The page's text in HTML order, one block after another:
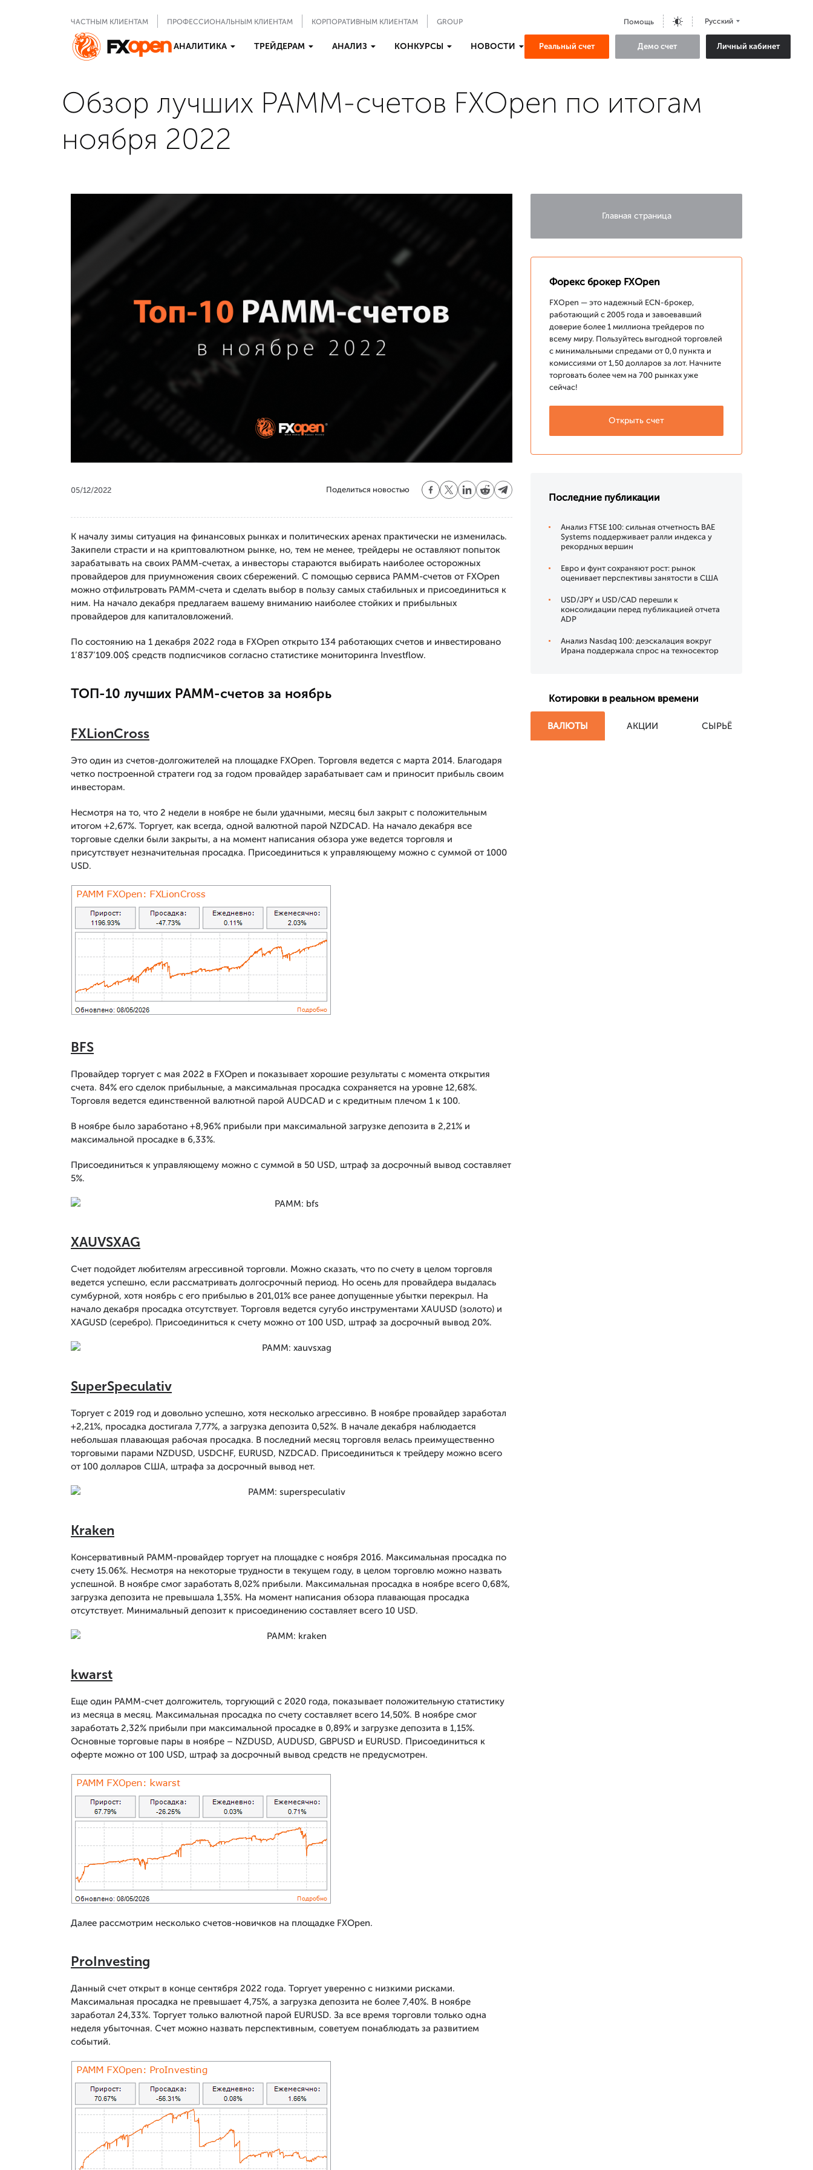
ЧАСТНЫМ КЛИЕНТАМ ПРОФЕССИОНАЛЬНЫМ КЛИЕНТАМ КОРПОРАТИВНЫМ КЛИЕНТАМ GROUP Помощь Русский
АНАЛИТИКА ТРЕЙДЕРАМ АНАЛИЗ КОНКУРСЫ НОВОСТИ Реальный счет Демо счет Личный кабинет
Обзор лучших PAMM-счетов FXOpen по итогам
ноября 2022
05/12/2022 Поделиться новостью
К началу зимы ситуация на финансовых рынках и политических аренах практически не изменилась.
Закипели страсти и на криптовалютном рынке, но, тем не менее, трейдеры не оставляют попыток
зарабатывать на своих PAMM-счетах, а инвесторы стараются выбирать наиболее осторожных
провайдеров для приумножения своих сбережений. С помощью сервиса PAMM-счетов от FXOpen
можно отфильтровать PAMM-счета и сделать выбор в пользу самых стабильных и присоединиться к
ним. На начало декабря предлагаем вашему вниманию наиболее стойких и прибыльных
провайдеров для капиталовложений.
По состоянию на 1 декабря 2022 года в FXOpen открыто 134 работающих счетов и инвестировано
1’837’109.00$ средств подписчиков согласно статистике мониторинга Investflow.
ТОП-10 лучших PAMM-счетов за ноябрь
FXLionCross
Это один из счетов-долгожителей на площадке FXOpen. Торговля ведется с марта 2014. Благодаря
четко построенной стратеги год за годом провайдер зарабатывает сам и приносит прибыль своим
инвесторам.
Несмотря на то, что 2 недели в ноябре не были удачными, месяц был закрыт с положительным
итогом +2,67%. Торгует, как всегда, одной валютной парой NZDCAD. На начало декабря все
торговые сделки были закрыты, а на момент написания обзора уже ведется торговля и
присутствует незначительная просадка. Присоединиться к управляющему можно с суммой от 1000
USD.
BFS
Провайдер торгует с мая 2022 в FXOpen и показывает хорошие результаты с момента открытия
счета. 84% его сделок прибыльные, а максимальная просадка сохраняется на уровне 12,68%.
Торговля ведется единственной валютной парой AUDCAD и с кредитным плечом 1 к 100.
В ноябре было заработано +8,96% прибыли при максимальной загрузке депозита в 2,21% и
максимальной просадке в 6,33%.
Присоединиться к управляющему можно с суммой в 50 USD, штраф за досрочный вывод составляет
5%.
XAUVSXAG
Счет подойдет любителям агрессивной торговли. Можно сказать, что по счету в целом торговля
ведется успешно, если рассматривать долгосрочный период. Но осень для провайдера выдалась
сумбурной, хотя ноябрь с его прибылью в 201,01% все ранее допущенные убытки перекрыл. На
начало декабря просадка отсутствует. Торговля ведется сугубо инструментами XAUUSD (золото) и
XAGUSD (серебро). Присоединиться к счету можно от 100 USD, штраф за досрочный вывод 20%.
SuperSpeculativ
Торгует с 2019 год и довольно успешно, хотя несколько агрессивно. В ноябре провайдер заработал
+2,21%, просадка достигала 7,77%, а загрузка депозита 0,52%. В начале декабря наблюдается
небольшая плавающая рабочая просадка. В последний месяц торговля велась преимущественно
торговыми парами NZDUSD, USDCHF, EURUSD, NZDCAD. Присоединиться к трейдеру можно всего
от 100 долларов США, штрафа за досрочный вывод нет.
Kraken
Консервативный PAMM-провайдер торгует на площадке с ноября 2016. Максимальная просадка по
счету 15.06%. Несмотря на некоторые трудности в текущем году, в целом торговлю можно назвать
успешной. В ноябре смог заработать 8,02% прибыли. Максимальная просадка в ноябре всего 0,68%,
загрузка депозита не превышала 1,35%. На момент написания обзора плавающая просадка
отсутствует. Минимальный депозит к присоединению составляет всего 10 USD.
kwarst
Еще один PAMM-счет долгожитель, торгующий с 2020 года, показывает положительную статистику
из месяца в месяц. Максимальная просадка по счету составляет всего 14,50%. В ноябре смог
заработать 2,32% прибыли при максимальной просадке в 0,89% и загрузке депозита в 1,15%.
Основные торговые пары в ноябре – NZDUSD, AUDUSD, GBPUSD и EURUSD. Присоединиться к
оферте можно от 100 USD, штраф за досрочный вывод средств не предусмотрен.
Далее рассмотрим несколько счетов-новичков на площадке FXOpen.
ProInvesting
Данный счет открыт в конце сентября 2022 года. Торгует уверенно с низкими рисками.
Максимальная просадка не превышает 4,75%, а загрузка депозита не более 7,40%. В ноябре
заработал 24,33%. Торгует только валютной парой EURUSD. За все время торговли только одна
неделя убыточная. Счет можно назвать перспективным, советуем понаблюдать за развитием
событий.
Главная страница
Форекс брокер FXOpen
FXOpen — это надежный ECN-брокер,
работающий с 2005 года и завоевавший
доверие более 1 миллиона трейдеров по
всему миру. Пользуйтесь выгодной торговлей
с минимальными спредами от 0,0 пункта и
комиссиями от 1,50 долларов за лот. Начните
торговать более чем на 700 рынках уже
сейчас!
Открыть счет
Последние публикации
Анализ FTSE 100: сильная отчетность BAE
Systems поддерживает ралли индекса у
рекордных вершин
Евро и фунт сохраняют рост: рынок
оценивает перспективы занятости в США
USD/JPY и USD/CAD перешли к
консолидации перед публикацией отчета
ADP
Анализ Nasdaq 100: деэскалация вокруг
Ирана поддержала спрос на техносектор
Котировки в реальном времени
ВАЛЮТЫ АКЦИИ СЫРЬЁ